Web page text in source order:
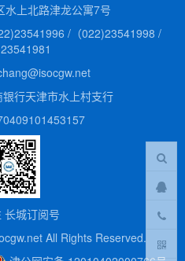
水上北路津龙公寓7号
/（022)23541998 /
行天津市水上村支行
长城订阅号
All Rights Reserved.